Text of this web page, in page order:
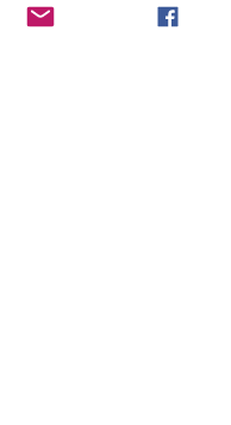
de Inteligencia.